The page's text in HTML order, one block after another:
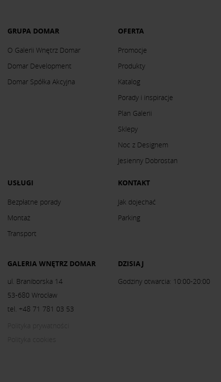
GRUPA DOMAR
O Galerii Wnętrz Domar
Domar Development
Domar Spółka Akcyjna
OFERTA
Promocje
Produkty
Katalog
Porady i inspiracje
Plan Galerii
Sklepy
Noc z Designem
Jesienny Dobrostan
USŁUGI
Bezpłatne porady
Montaż
Transport
KONTAKT
Jak dojechać
Parking
GALERIA WNĘTRZ DOMAR
ul. Braniborska 14
53-680 Wrocław
tel. +48 71 781 03 53
DZISIAJ
Godziny otwarcia: 10:00-20:00